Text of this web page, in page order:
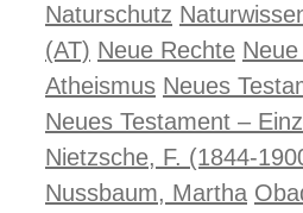
Naturschutz
(AT) Neue Rechte
Atheismus Neues
Neues Testament –
Nietzsche, F. (1844-
Nussbaum, Martha